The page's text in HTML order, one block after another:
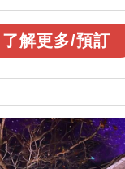
了解更多/預訂